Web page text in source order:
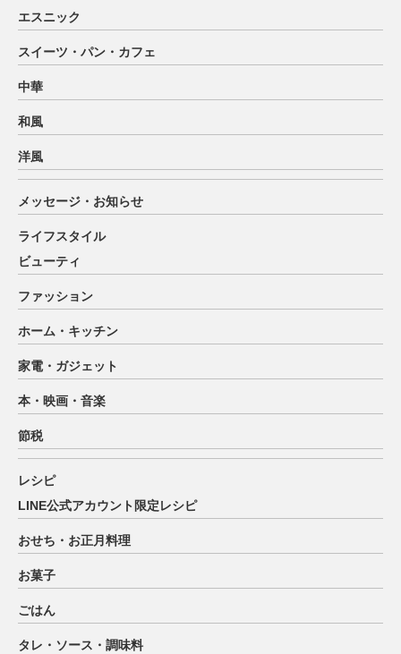
エスニック
スイーツ・パン・カフェ
中華
和風
洋風
メッセージ・お知らせ
ライフスタイル
ビューティ
ファッション
ホーム・キッチン
家電・ガジェット
本・映画・音楽
節税
レシピ
LINE公式アカウント限定レシピ
おせち・お正月料理
お菓子
ごはん
タレ・ソース・調味料